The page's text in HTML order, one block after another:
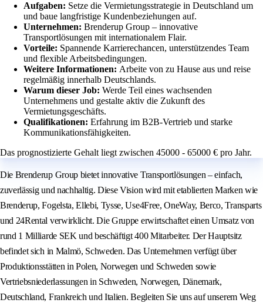
Aufgaben: Setze die Vermietungsstrategie in Deutschland um
und baue langfristige Kundenbeziehungen auf.
Unternehmen: Brenderup Group – innovative
Transportlösungen mit internationalem Flair.
Vorteile: Spannende Karrierechancen, unterstützendes Team
und flexible Arbeitsbedingungen.
Weitere Informationen: Arbeite von zu Hause aus und reise
regelmäßig innerhalb Deutschlands.
Warum dieser Job: Werde Teil eines wachsenden
Unternehmens und gestalte aktiv die Zukunft des
Vermietungsgeschäfts.
Qualifikationen: Erfahrung im B2B-Vertrieb und starke
Kommunikationsfähigkeiten.
Das prognostizierte Gehalt liegt zwischen 45000 - 65000 € pro Jahr.
Die Brenderup Group bietet innovative Transportlösungen – einfach,
zuverlässig und nachhaltig. Diese Vision wird mit etablierten Marken wie
Brenderup, Fogelsta, Ellebi, Tysse, Use4Free, OneWay, Berco, Transparts
und 24Rental verwirklicht. Die Gruppe erwirtschaftet einen Umsatz von
rund 1 Milliarde SEK und beschäftigt 400 Mitarbeiter. Der Hauptsitz
befindet sich in Malmö, Schweden. Das Unternehmen verfügt über
Produktionsstätten in Polen, Norwegen und Schweden sowie
Vertriebsniederlassungen in Schweden, Norwegen, Dänemark,
Deutschland, Frankreich und Italien. Begleiten Sie uns auf unserem Weg